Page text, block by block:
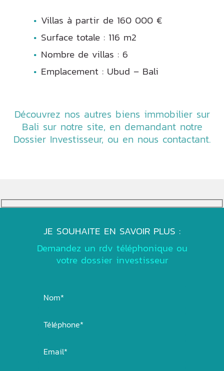
Villas à partir de 160 000 €
Surface totale : 116 m2
Nombre de villas : 6
Emplacement : Ubud – Bali
Découvrez nos autres biens immobilier sur
Bali sur notre site, en demandant notre
Dossier Investisseur, ou en nous contactant.
JE SOUHAITE EN SAVOIR PLUS :
Demandez un rdv téléphonique ou
votre dossier investisseur